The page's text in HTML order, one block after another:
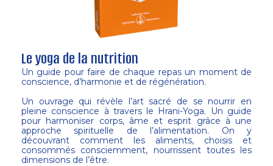
Le yoga de la nutrition
Un guide pour faire de chaque repas un moment de
conscience, d’harmonie et de régénération.
Un ouvrage qui révèle l’art sacré de se nourrir en
pleine conscience à travers le Hrani-Yoga. Un guide
pour harmoniser corps, âme et esprit grâce à une
approche spirituelle de l’alimentation. On y
découvrant comment les aliments, choisis et
consommés consciemment, nourrissent toutes les
dimensions de l’être.